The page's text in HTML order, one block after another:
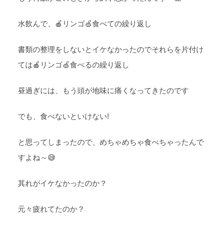
水飲んで、🍎リンゴ🍏食べての繰り返し
書類の整理をしないとイケなかったのでそれらを片付け
ては🍎リンゴ🍏食べるの繰り返し
昼過ぎには、もう頭が地味に痛くなってきたのです
でも、食べないといけない!
と思ってしまったので、めちゃめちゃ食べちゃったんで
すよね～😅
其れがイケなかったのか？
元々疲れてたのか？